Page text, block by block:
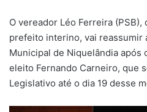
O vereador Léo Ferreira
prefeito interino, vai reassumir
Municipal de Niquelândia após
eleito Fernando Carneiro, que
Legislativo até o dia 19 desse